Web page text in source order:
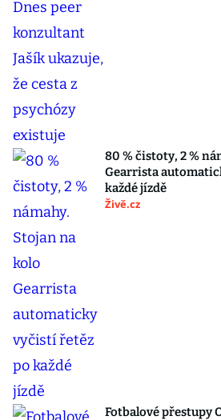
80 % čistoty, 2 %
Gearrista
každé jízdě
Živě.cz
Fotbalové přestupy